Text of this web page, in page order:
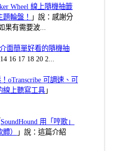
Wheel 線上隨機抽籤
輪盤！
」說：感謝分
果有需要波...
面簡單好看的隨機抽
16 17 18 20 2...
oTranscribe 可調速、可
線上聽寫工具 」
SoundHound 用「哼歌」
）
」說：這篇介紹